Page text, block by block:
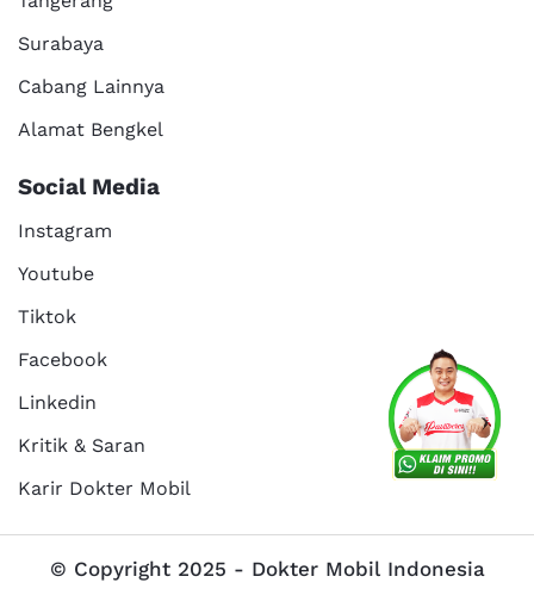
Surabaya
Cabang Lainnya
Alamat Bengkel
Social Media
Instagram
Youtube
Tiktok
Facebook
Linkedin
Kritik & Saran
Karir Dokter Mobil
© Copyright 2025 - Dokter Mobil Indonesia